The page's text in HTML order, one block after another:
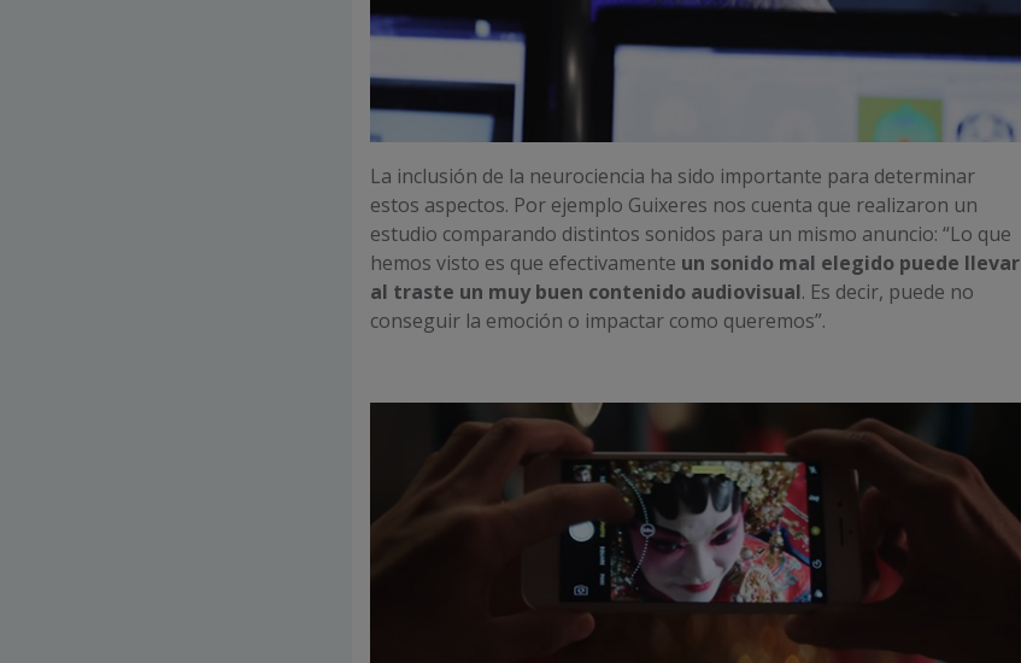
La inclusión de la neurociencia ha sido importante para determinar
estos aspectos. Por ejemplo Guixeres nos cuenta que realizaron un
estudio comparando distintos sonidos para un mismo anuncio: “Lo que
hemos visto es que efectivamente un sonido mal elegido puede llevar
al traste un muy buen contenido audiovisual. Es decir, puede no
conseguir la emoción o impactar como queremos”.